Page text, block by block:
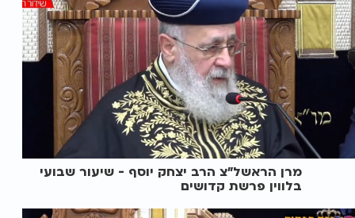
מרן הראשל"צ הרב יצחק יוסף - שיעור שבועי
בלווין פרשת קדושים